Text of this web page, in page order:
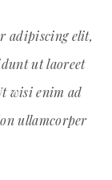
adipiscing elit,
ut laoreet
wisi enim ad
ullamcorper